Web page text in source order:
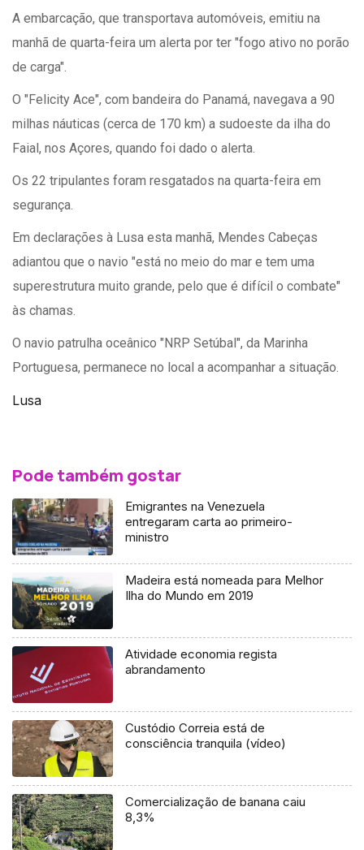
A embarcação, que transportava automóveis, emitiu na
manhã de quarta-feira um alerta por ter "fogo ativo no porão
de carga".
O "Felicity Ace", com bandeira do Panamá, navegava a 90
milhas náuticas (cerca de 170 km) a sudoeste da ilha do
Faial, nos Açores, quando foi dado o alerta.
Os 22 tripulantes foram resgatados na quarta-feira em
segurança.
Em declarações à Lusa esta manhã, Mendes Cabeças
adiantou que o navio "está no meio do mar e tem uma
superestrutura muito grande, pelo que é difícil o combate"
às chamas.
​O navio patrulha oceânico "NRP Setúbal", da Marinha
Portuguesa, permanece no local a acompanhar a situação.
Lusa
Pode também gostar
Emigrantes na Venezuela
entregaram carta ao primeiro-
ministro
Madeira está nomeada para Melhor
Ilha do Mundo em 2019
Atividade economia regista
abrandamento
Custódio Correia está de
consciência tranquila (vídeo)
Comercialização de banana caiu
8,3%